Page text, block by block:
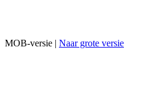
MOB-versie | Naar grote versie